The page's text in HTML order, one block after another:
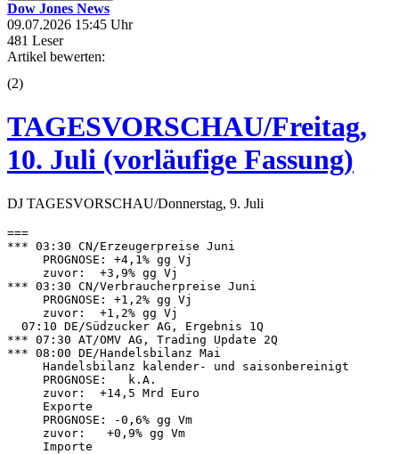
Dow Jones News
09.07.2026 15:45 Uhr
481 Leser
Artikel bewerten:
(2)
TAGESVORSCHAU/Freitag,
10. Juli (vorläufige Fassung)
DJ TAGESVORSCHAU/Donnerstag, 9. Juli
===
*** 03:30 CN/Erzeugerpreise Juni
     PROGNOSE: +4,1% gg Vj
     zuvor:  +3,9% gg Vj
*** 03:30 CN/Verbraucherpreise Juni
     PROGNOSE: +1,2% gg Vj
     zuvor:  +1,2% gg Vj
  07:10 DE/Südzucker AG, Ergebnis 1Q
*** 07:30 AT/OMV AG, Trading Update 2Q
*** 08:00 DE/Handelsbilanz Mai
     Handelsbilanz kalender- und saisonbereinigt
     PROGNOSE:   k.A.
     zuvor:  +14,5 Mrd Euro
     Exporte
     PROGNOSE: -0,6% gg Vm
     zuvor:   +0,9% gg Vm
     Importe